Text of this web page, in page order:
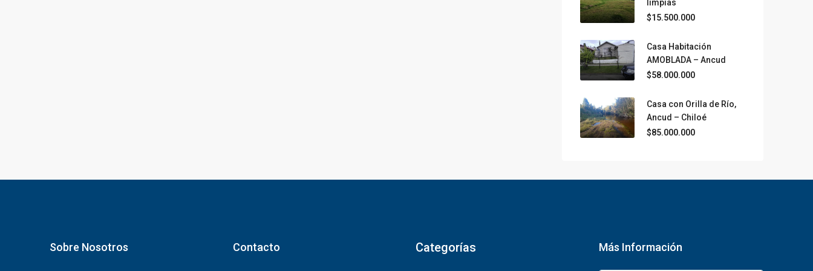
limpias
$15.500.000
Casa Habitación
AMOBLADA – Ancud
$58.000.000
Casa con Orilla de Río,
Ancud – Chiloé
$85.000.000
Sobre Nosotros Contacto Categorías Más Información